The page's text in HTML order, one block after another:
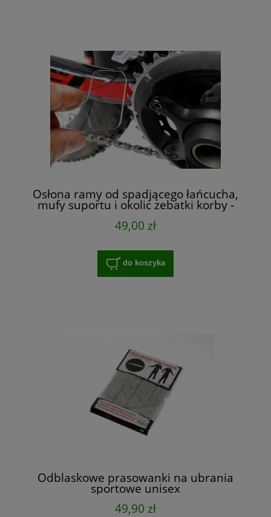
Osłona ramy od spadjącego łańcucha,
mufy suportu i okolic zebatki korby -
49,00 zł
do koszyka
Odblaskowe prasowanki na ubrania
sportowe unisex
49,90 zł